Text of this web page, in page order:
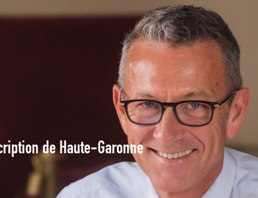
de Haute-Garonne